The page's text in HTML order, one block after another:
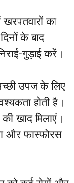
का
के बाद
गुड़ाई करें।
उपज के लिए
होती है।
खाद मिलाएं।
और फास्फोरस